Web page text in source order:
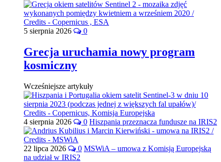
5 sierpnia 2026 0
Grecja uruchamia nowy program
kosmiczny
Wcześniejsze artykuły
4 sierpnia 2026 0 Hiszpania przeznacza fundusze na IRIS2
22 lipca 2026 0 MSWiA – umowa z Komisją Europejską
na udział w IRIS2